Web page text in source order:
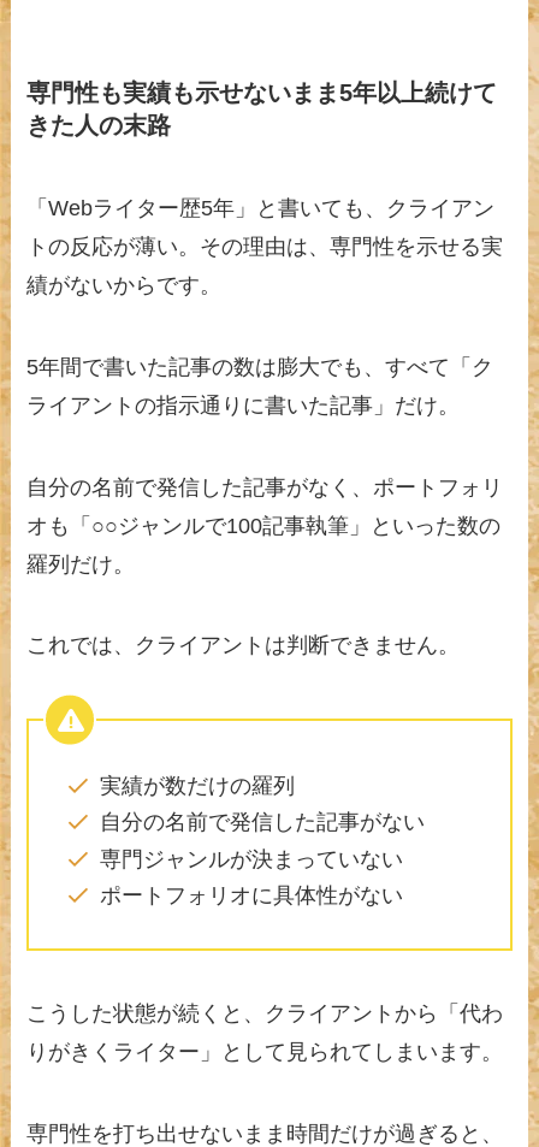
専門性も実績も示せないまま5年以上続けて
きた人の末路
「Webライター歴5年」と書いても、クライアン
トの反応が薄い。その理由は、専門性を示せる実
績がないからです。
5年間で書いた記事の数は膨大でも、すべて「ク
ライアントの指示通りに書いた記事」だけ。
自分の名前で発信した記事がなく、ポートフォリ
オも「○○ジャンルで100記事執筆」といった数の
羅列だけ。
これでは、クライアントは判断できません。
実績が数だけの羅列
自分の名前で発信した記事がない
専門ジャンルが決まっていない
ポートフォリオに具体性がない
こうした状態が続くと、クライアントから「代わ
りがきくライター」として見られてしまいます。
専門性を打ち出せないまま時間だけが過ぎると、